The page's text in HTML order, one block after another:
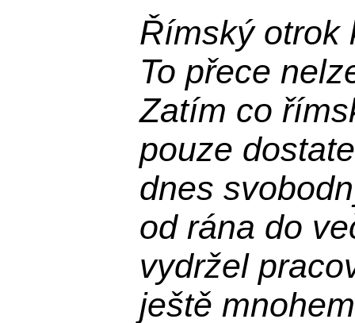
Římský otrok
To přece
Zatím co
pouze
dnes
od rána do
vydržel
ještě